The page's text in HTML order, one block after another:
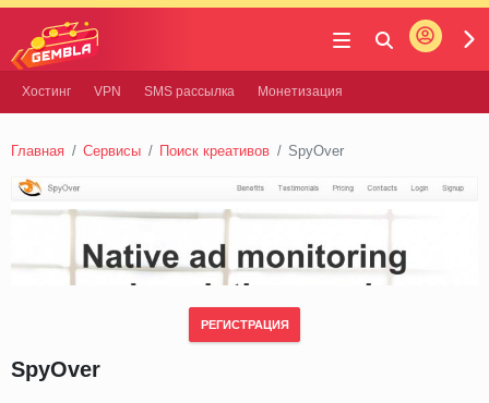
Gembla
Войти
Хостинг VPN SMS рассылка Монетизация
Главная Сервисы Поиск креативов SpyOver
SpyOver
РЕГИСТРАЦИЯ